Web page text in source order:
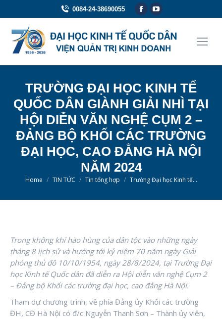
0084-24-38690055
Facebook
opens
in
YouTube
opens
in
TRƯỜNG ĐẠI HỌC KINH TẾ
QUỐC DÂN GIÀNH GIẢI NHÌ TẠI
HỘI DIỄN VĂN NGHỆ CỤM 2 –
ĐẢNG BỘ KHỐI CÁC TRƯỜNG
ĐẠI HỌC, CAO ĐẲNG HÀ NỘI
NĂM 2024
You are here:
Home TIN TỨC Tin tổng hợp Trường Đại học Kinh tế…
Trong không khí hào hùng của dân tộc vào những ngày
tháng 8 lịch sử và hướng tới kỷ niệm 70 năm ngày Giải
phóng thủ đô 10/10/1954, ngày 28/8/2024, tại Trường Đại
học Kinh tế Quốc dân đã diễn ra Hội diễn văn nghệ Cụm 2
– Đảng bộ Khối các trường đại học, cao đẳng Hà Nội.
Tham dự chương trình, về phía Đảng ủy Khối các trường
ĐH, CĐ Hà Nội có đ/c Nguyễn Thanh Sơn – Thành ủy viên,